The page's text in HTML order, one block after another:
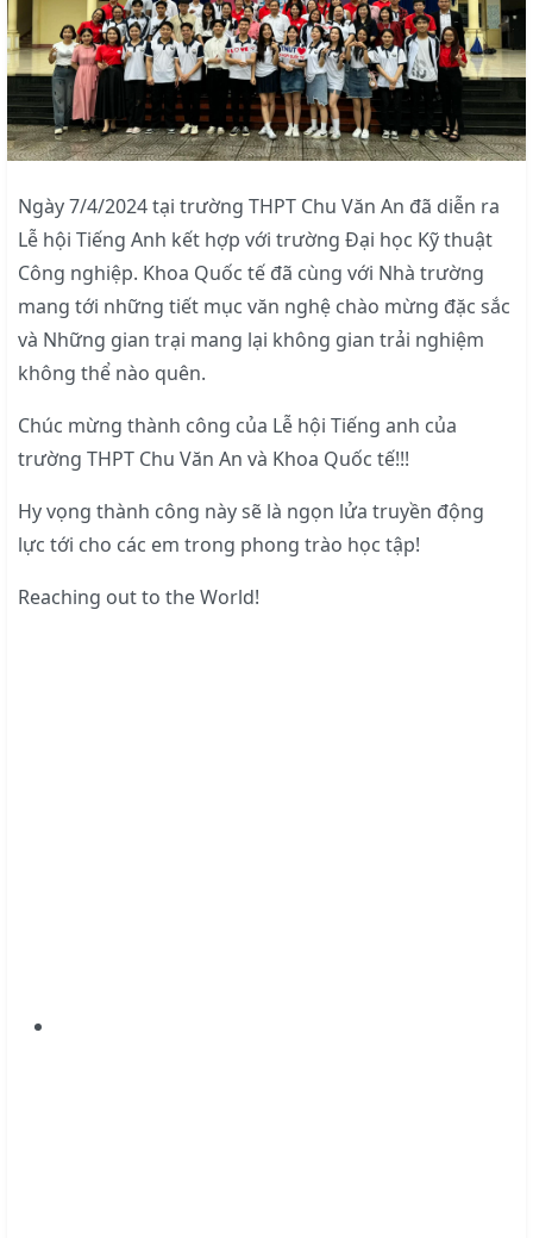
Ngày 7/4/2024 tại trường THPT Chu Văn An đã diễn ra
Lễ hội Tiếng Anh kết hợp với trường Đại học Kỹ thuật
Công nghiệp. Khoa Quốc tế đã cùng với Nhà trường
mang tới những tiết mục văn nghệ chào mừng đặc sắc
và Những gian trại mang lại không gian trải nghiệm
không thể nào quên.
Chúc mừng thành công của Lễ hội Tiếng anh của
trường THPT Chu Văn An và Khoa Quốc tế!!!
Hy vọng thành công này sẽ là ngọn lửa truyền động
lực tới cho các em trong phong trào học tập!
Reaching out to the World!